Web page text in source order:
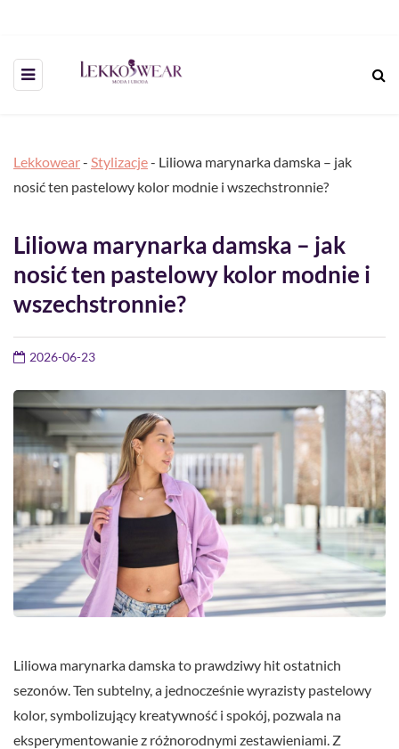
Lekkowear- Stylizacje- Liliowa marynarka damska – jak
nosić ten pastelowy kolor modnie i wszechstronnie?
Liliowa marynarka damska – jak
nosić ten pastelowy kolor modnie i
wszechstronnie?
2026-06-23
Liliowa marynarka damska to prawdziwy hit ostatnich
sezonów. Ten subtelny, a jednocześnie wyrazisty pastelowy
kolor, symbolizujący kreatywność i spokój, pozwala na
eksperymentowanie z różnorodnymi zestawieniami. Z